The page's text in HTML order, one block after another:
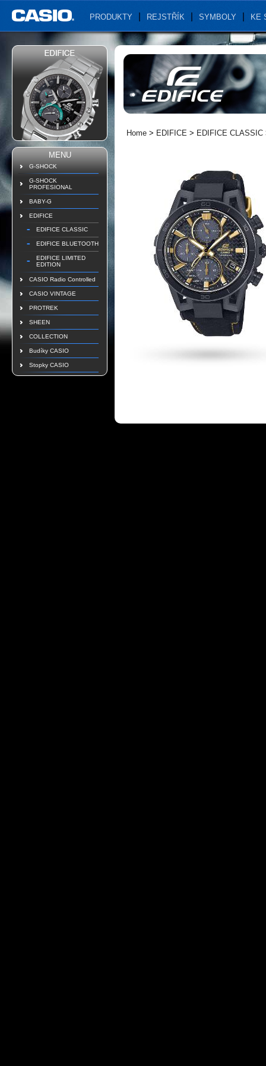
PRODUKTY REJSTŘÍK SYMBOLY KE
MENU
G-SHOCK
G-SHOCK
PROFESIONAL
BABY-G
EDIFICE
EDIFICE CLASSIC
EDIFICE BLUETOOTH
EDIFICE LIMITED
EDITION
CASIO Radio Controlled
CASIO VINTAGE
PROTREK
SHEEN
COLLECTION
Budíky CASIO
Stopky CASIO
Home > EDIFICE > EDIFICE CLASSIC